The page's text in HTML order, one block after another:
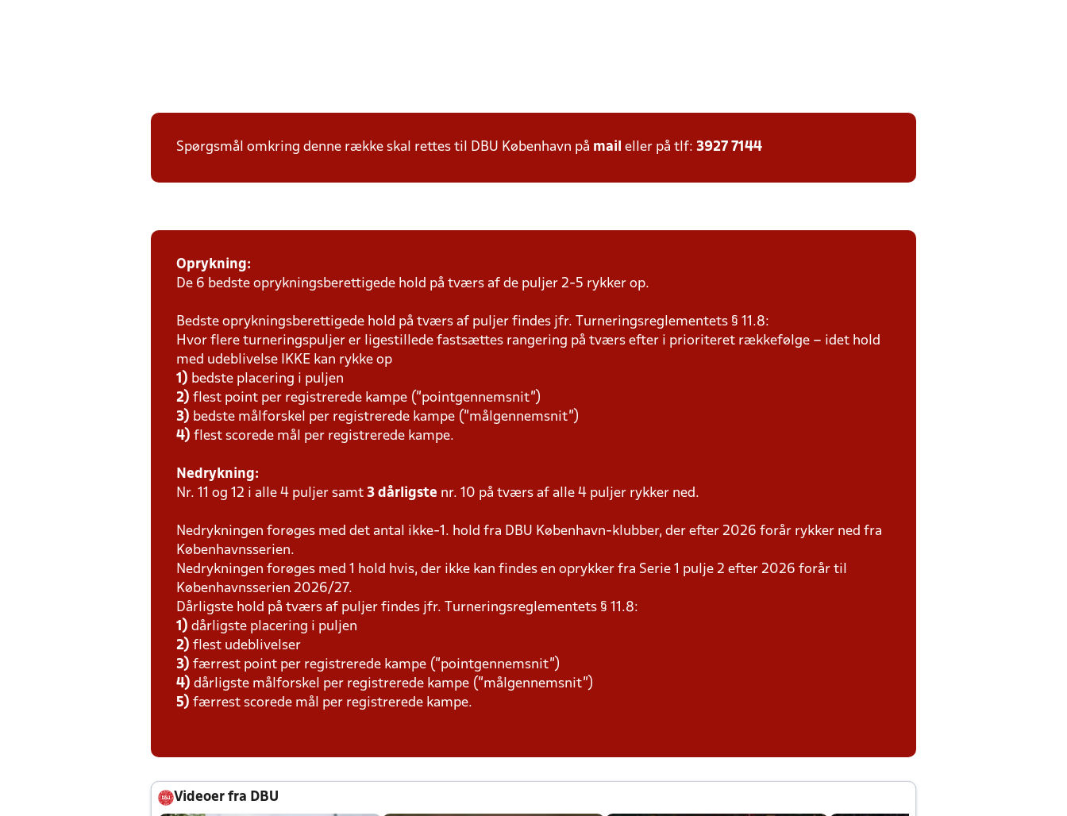
Spørgsmål omkring denne række skal rettes til DBU København på mail eller på tlf: 3927 7144
Oprykning:
De 6 bedste oprykningsberettigede hold på tværs af de puljer 2-5 rykker op.
Bedste oprykningsberettigede hold på tværs af puljer findes jfr. Turneringsreglementets § 11.8:
Hvor flere turneringspuljer er ligestillede fastsættes rangering på tværs efter i prioriteret rækkefølge – idet hold
med udeblivelse IKKE kan rykke op
1) bedste placering i puljen
2) flest point per registrerede kampe (”pointgennemsnit”)
3) bedste målforskel per registrerede kampe (”målgennemsnit”)
4) flest scorede mål per registrerede kampe.
Nedrykning:
Nr. 11 og 12 i alle 4 puljer samt 3 dårligste nr. 10 på tværs af alle 4 puljer rykker ned.
Nedrykningen forøges med det antal ikke-1. hold fra DBU København-klubber, der efter 2026 forår rykker ned fra
Københavnsserien.
Nedrykningen forøges med 1 hold hvis, der ikke kan findes en oprykker fra Serie 1 pulje 2 efter 2026 forår til
Københavnsserien 2026/27.
Dårligste hold på tværs af puljer findes jfr. Turneringsreglementets § 11.8:
1) dårligste placering i puljen
2) flest udeblivelser
3) færrest point per registrerede kampe (”pointgennemsnit”)
4) dårligste målforskel per registrerede kampe (”målgennemsnit”)
5) færrest scorede mål per registrerede kampe.
Videoer fra DBU